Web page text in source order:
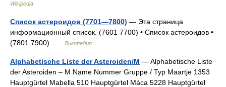
Wikipedia
Список астероидов (7701—7800) — Эта страница
информационный список. (7601 7700) • Список астероидов •
(7801 7900) …
Википедия
Alphabetische Liste der Asteroiden/M — Alphabetische Liste
der Asteroiden – M Name Nummer Gruppe / Typ Maartje 1353
Hauptgürtel Mabella 510 Hauptgürtel Máca 5228 Hauptgürtel